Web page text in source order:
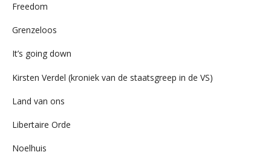
Freedom
Grenzeloos
It’s going down
Kirsten Verdel (kroniek van de staatsgreep in de VS)
Land van ons
Libertaire Orde
Noelhuis